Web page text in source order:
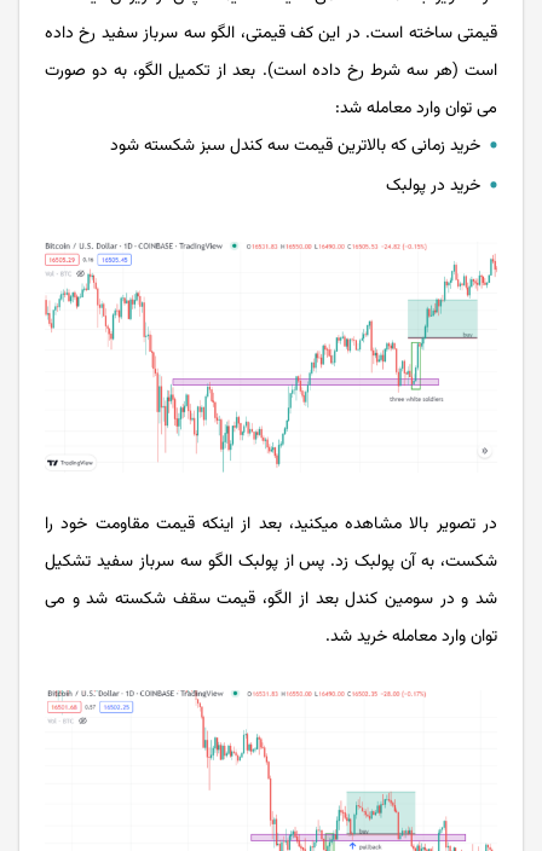
قیمتی ساخته است. در این کف قیمتی، الگو سه سرباز سفید رخ داده
است (هر سه شرط رخ داده است). بعد از تکمیل الگو، به دو صورت
می توان وارد معامله شد:
خرید زمانی که بالاترین قیمت سه کندل سبز شکسته شود
خرید در پولبک
در تصویر بالا مشاهده میکنید، بعد از اینکه قیمت مقاومت خود را
شکست، به آن پولبک زد. پس از پولبک الگو سه سرباز سفید تشکیل
شد و در سومین کندل بعد از الگو، قیمت سقف شکسته شد و می
توان وارد معامله خرید شد.